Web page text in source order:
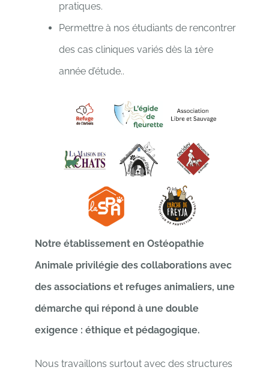
pratiques.
Permettre à nos étudiants de rencontrer
des cas cliniques variés dès la 1ère
année d’étude..
Notre établissement en Ostéopathie
Animale privilégie des collaborations avec
des associations et refuges animaliers, une
démarche qui répond à une double
exigence : éthique et pédagogique.
Nous travaillons surtout avec des structures